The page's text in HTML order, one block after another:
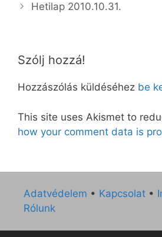
Hetilap 2010.10.31.
Szólj hozzá!
Hozzászólás küldéséhez be
This site uses Akismet to
how your comment data is
Adatvédelem • Kapcsolat •
Rólunk